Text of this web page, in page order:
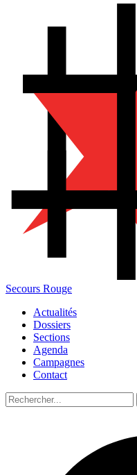
Secours Rouge
Actualités
Dossiers
Sections
Agenda
Campagnes
Contact